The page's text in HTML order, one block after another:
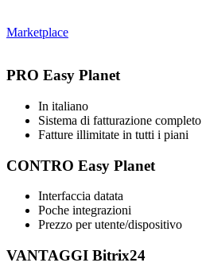
Marketplace
PRO Easy Planet
In italiano
Sistema di fatturazione completo
Fatture illimitate in tutti i piani
CONTRO Easy Planet
Interfaccia datata
Poche integrazioni
Prezzo per utente/dispositivo
VANTAGGI Bitrix24